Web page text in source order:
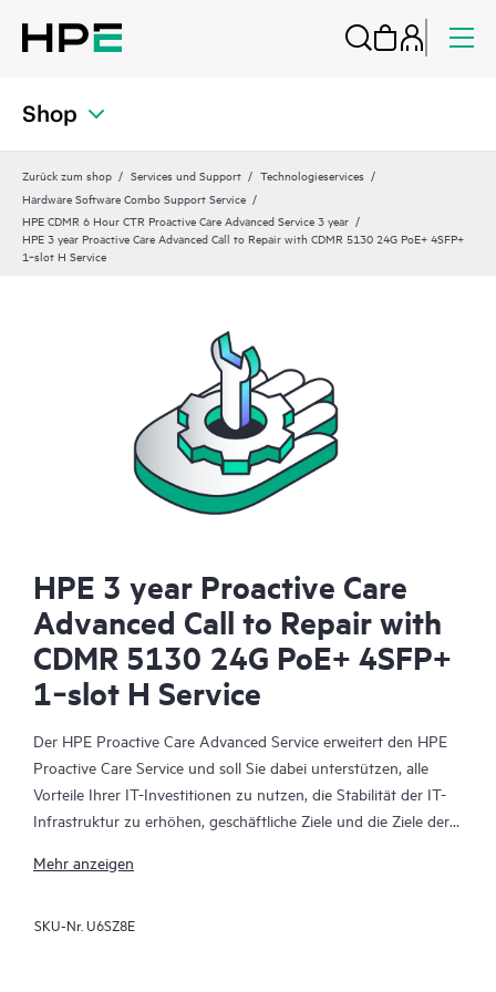
Shop
Zurück zum shop Services und Support
Technologieservices
Hardware Software Combo Support Service
HPE CDMR 6 Hour CTR Proactive Care Advanced Service 3 year
HPE 3 year Proactive Care Advanced Call to Repair with CDMR 5130 24G PoE+ 4SFP+
1‑slot H Service
HPE 3 year Proactive Care
Advanced Call to Repair with
CDMR 5130 24G PoE+ 4SFP+
1‑slot H Service
Der HPE Proactive Care Advanced Service erweitert den HPE
Proactive Care Service und soll Sie dabei unterstützen, alle
Vorteile Ihrer IT-Investitionen zu nutzen, die Stabilität der IT-
Infrastruktur zu erhöhen, geschäftliche Ziele und die Ziele der
Ihre IT-Mitarbeiter zu entlasten, sodass diese sich auf wichtige
Account Support Manager (ASM) berät Sie personalisiert zu
Mehr anzeigen
SKU-Nr. U6SZ8E